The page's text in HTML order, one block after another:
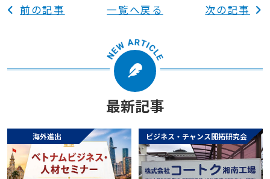
前の記事 一覧へ戻る 次の記事
最新記事
海外進出 ビジネス・チャンス開拓研究会